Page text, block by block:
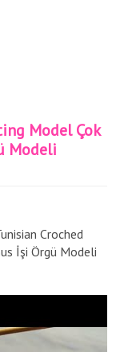
Model Çok
Modeli
Croched
İşi Örgü Modeli